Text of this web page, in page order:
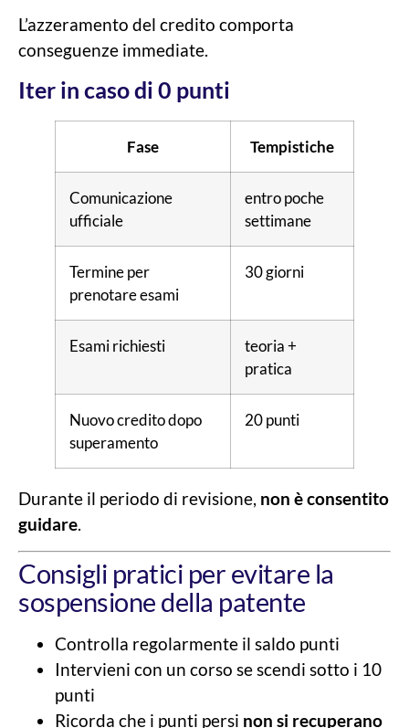
L’azzeramento del credito comporta
conseguenze immediate.
Iter in caso di 0 punti
Fase Tempistiche
Comunicazione
ufficiale
entro poche
settimane
Termine per
prenotare esami
30 giorni
Esami richiesti
teoria +
pratica
Nuovo credito dopo
superamento
20 punti
Durante il periodo di revisione, non è consentito
guidare.
Consigli pratici per evitare la
sospensione della patente
Controlla regolarmente il saldo punti
Intervieni con un corso se scendi sotto i 10
punti
Ricorda che i punti persi non si recuperano